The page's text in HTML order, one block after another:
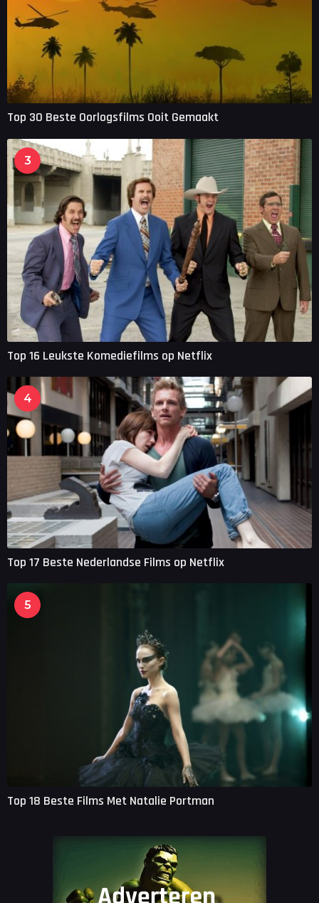
Top 30 Beste Oorlogsfilms Ooit Gemaakt
3
Top 16 Leukste Komediefilms op Netflix
4
Top 17 Beste Nederlandse Films op Netflix
5
Top 18 Beste Films Met Natalie Portman